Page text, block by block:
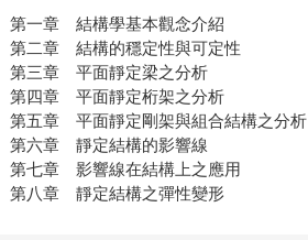
第一章 結構學基本觀念介紹
第二章 結構的穩定性與可定性
第三章 平面靜定梁之分析
第四章 平面靜定桁架之分析
第五章 平面靜定剛架與組合結構之分析
第六章 靜定結構的影響線
第七章 影響線在結構上之應用
第八章 靜定結構之彈性變形